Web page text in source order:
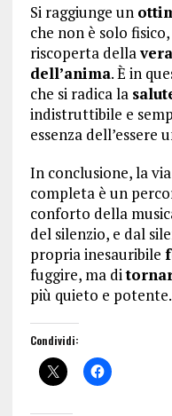
Si raggiunge un
che non è solo
riscoperta della
dell’anima. È in
che si radica la
indistruttibile e
essenza dell’essere
In conclusione, la
completa è un
conforto della
del silenzio, e dal
propria inesauribile
fuggire, ma di
più quieto e potente.
Condividi: